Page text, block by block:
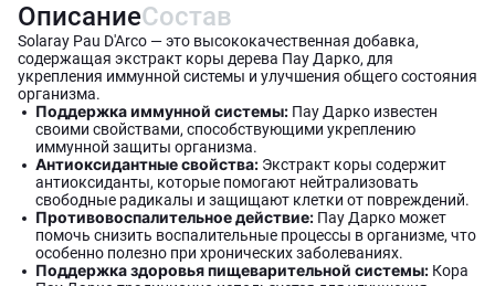
ОписаниеСостав
Solaray Pau D'Arco — это высококачественная добавка,
содержащая экстракт коры дерева Пау Дарко, для
укрепления иммунной системы и улучшения общего состояния
организма.
Поддержка иммунной системы: Пау Дарко известен
своими свойствами, способствующими укреплению
иммунной защиты организма.
Антиоксидантные свойства: Экстракт коры содержит
антиоксиданты, которые помогают нейтрализовать
свободные радикалы и защищают клетки от повреждений.
Противовоспалительное действие: Пау Дарко может
помочь снизить воспалительные процессы в организме, что
особенно полезно при хронических заболеваниях.
Поддержка здоровья пищеварительной системы: Кора